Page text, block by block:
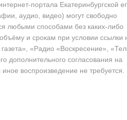
портала Екатеринбургской
аудио, видео) могут свободно
любыми способами без каких-либо
и срокам при условии ссылки
«Радио «Воскресение»,
дополнительного согласования на
иное воспроизведение не требуется.